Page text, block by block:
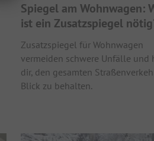
Spiegel am Wohnwagen:
ist ein Zusatzspiegel
Zusatzspiegel für Wohnwagen
vermeiden schwere Unfälle und
dir, den gesamten
Blick zu behalten.